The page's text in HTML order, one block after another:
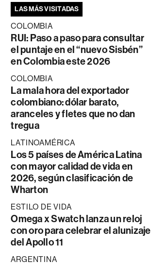
LAS MÁS VISITADAS
COLOMBIA
RUI: Paso a paso para consultar
el puntaje en el “nuevo Sisbén”
en Colombia este 2026
COLOMBIA
La mala hora del exportador
colombiano: dólar barato,
aranceles y fletes que no dan
tregua
LATINOAMÉRICA
Los 5 países de América Latina
con mayor calidad de vida en
2026, según clasificación de
Wharton
ESTILO DE VIDA
Omega x Swatch lanza un reloj
con oro para celebrar el alunizaje
del Apollo 11
ARGENTINA